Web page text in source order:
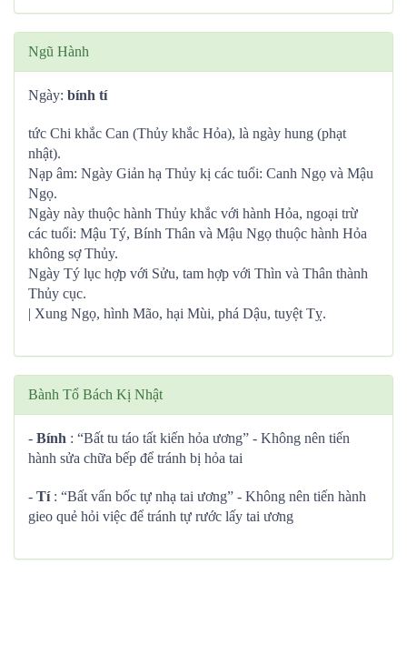
Ngũ Hành
Ngày: bính tí
tức Chi khắc Can (Thủy khắc Hỏa), là ngày hung (phạt
nhật).
Nạp âm: Ngày Giản hạ Thủy kị các tuổi: Canh Ngọ và Mậu
Ngọ.
Ngày này thuộc hành Thủy khắc với hành Hỏa, ngoại trừ
các tuổi: Mậu Tý, Bính Thân và Mậu Ngọ thuộc hành Hỏa
không sợ Thủy.
Ngày Tý lục hợp với Sửu, tam hợp với Thìn và Thân thành
Thủy cục.
| Xung Ngọ, hình Mão, hại Mùi, phá Dậu, tuyệt Tỵ.
Bành Tổ Bách Kị Nhật
- Bính : “Bất tu táo tất kiến hỏa ương” - Không nên tiến
hành sửa chữa bếp để tránh bị hỏa tai
- Tí: “Bất vấn bốc tự nhạ tai ương” - Không nên tiến hành
gieo quẻ hỏi việc để tránh tự rước lấy tai ương